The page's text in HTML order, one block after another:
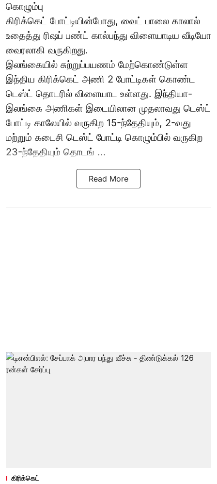
கொழும்பு
கிரிக்கெட் போட்டியின்போது, வைட் பாலை காலால்
உதைத்து ரிஷப் பண்ட் கால்பந்து விளையாடிய வீடியோ
வைரலாகி வருகிறது.
இலங்கையில் சுற்றுப்பயணம் மேற்கொண்டுள்ள
இந்திய கிரிக்கெட் அணி 2 போட்டிகள் கொண்ட
டெஸ்ட் தொடரில் விளையாட உள்ளது. இந்தியா-
இலங்கை அணிகள் இடையிலான முதலாவது டெஸ்ட்
போட்டி காலேயில் வருகிற 15-ந்தேதியும், 2-வது
மற்றும் கடைசி டெஸ்ட் போட்டி கொழும்பில் வருகிற
23-ந்தேதியும் தொடங் ...
Read More
கிரிக்கெட்